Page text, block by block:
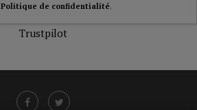
Politique de confidentialité.
Trustpilot